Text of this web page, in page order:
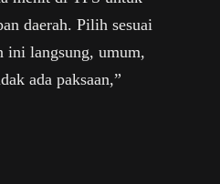
daerah. Pilih sesuai
ini langsung, umum,
ada paksaan,”